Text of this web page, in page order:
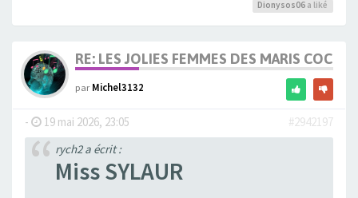
Dionysos06 a liké
RE: LES JOLIES FEMMES DES MARIS COCUS
parMichel3132
- 19 mai 2026, 23:05
#2942197
rych2 a écrit :
Miss SYLAUR